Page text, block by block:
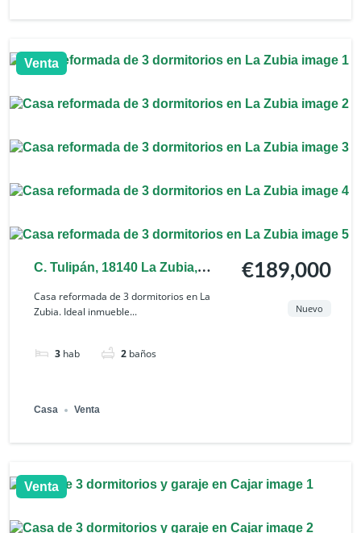
Venta
C. Tulipán, 18140 La Zubia,
Granada, España
Casa reformada de 3 dormitorios en La
Zubia. Ideal inmueble...
3 hab 2 baños
€189,000
Nuevo
Casa Venta
Venta